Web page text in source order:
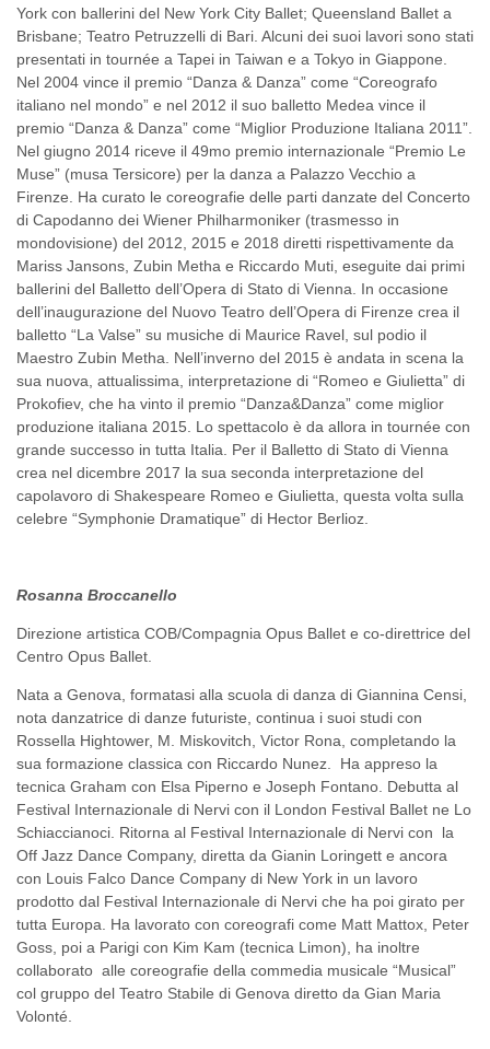
York con ballerini del New York City Ballet; Queensland Ballet a
Brisbane; Teatro Petruzzelli di Bari. Alcuni dei suoi lavori sono stati
presentati in tournée a Tapei in Taiwan e a Tokyo in Giappone.
Nel 2004 vince il premio “Danza & Danza” come “Coreografo
italiano nel mondo” e nel 2012 il suo balletto Medea vince il
premio “Danza & Danza” come “Miglior Produzione Italiana 2011”.
Nel giugno 2014 riceve il 49mo premio internazionale “Premio Le
Muse” (musa Tersicore) per la danza a Palazzo Vecchio a
Firenze. Ha curato le coreografie delle parti danzate del Concerto
di Capodanno dei Wiener Philharmoniker (trasmesso in
mondovisione) del 2012, 2015 e 2018 diretti rispettivamente da
Mariss Jansons, Zubin Metha e Riccardo Muti, eseguite dai primi
ballerini del Balletto dell’Opera di Stato di Vienna. In occasione
dell’inaugurazione del Nuovo Teatro dell’Opera di Firenze crea il
balletto “La Valse” su musiche di Maurice Ravel, sul podio il
Maestro Zubin Metha. Nell’inverno del 2015 è andata in scena la
sua nuova, attualissima, interpretazione di “Romeo e Giulietta” di
Prokofiev, che ha vinto il premio “Danza&Danza” come miglior
produzione italiana 2015. Lo spettacolo è da allora in tournée con
grande successo in tutta Italia. Per il Balletto di Stato di Vienna
crea nel dicembre 2017 la sua seconda interpretazione del
capolavoro di Shakespeare Romeo e Giulietta, questa volta sulla
celebre “Symphonie Dramatique” di Hector Berlioz.
Rosanna Broccanello
Direzione artistica COB/Compagnia Opus Ballet e co-direttrice del
Centro Opus Ballet.
Nata a Genova, formatasi alla scuola di danza di Giannina Censi,
nota danzatrice di danze futuriste, continua i suoi studi con
Rossella Hightower, M. Miskovitch, Victor Rona, completando la
sua formazione classica con Riccardo Nunez. Ha appreso la
tecnica Graham con Elsa Piperno e Joseph Fontano. Debutta al
Festival Internazionale di Nervi con il London Festival Ballet ne Lo
Schiaccianoci. Ritorna al Festival Internazionale di Nervi con la
Off Jazz Dance Company, diretta da Gianin Loringett e ancora
con Louis Falco Dance Company di New York in un lavoro
prodotto dal Festival Internazionale di Nervi che ha poi girato per
tutta Europa. Ha lavorato con coreografi come Matt Mattox, Peter
Goss, poi a Parigi con Kim Kam (tecnica Limon), ha inoltre
collaborato alle coreografie della commedia musicale “Musical”
col gruppo del Teatro Stabile di Genova diretto da Gian Maria
Volonté.